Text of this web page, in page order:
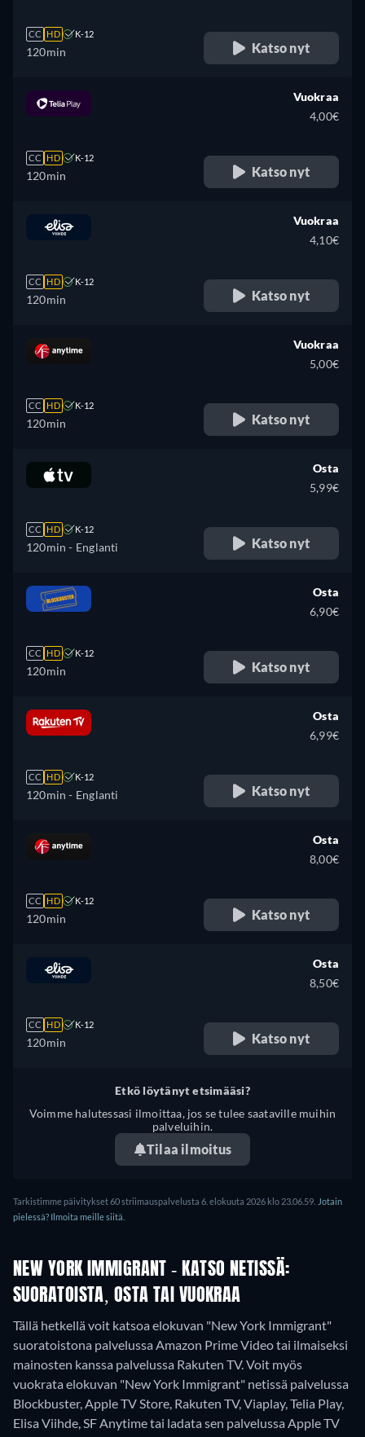
CC HD K-12
120min Katso nyt
CC HD K-12
120min
Vuokraa
4,00€
Katso nyt
CC HD K-12
120min
Vuokraa
4,10€
Katso nyt
CC HD K-12
120min
Vuokraa
5,00€
Katso nyt
CC HD K-12
120min - Englanti
Osta
5,99€
Katso nyt
CC HD K-12
120min
Osta
6,90€
Katso nyt
CC HD K-12
120min - Englanti
Osta
6,99€
Katso nyt
CC HD K-12
120min
Osta
8,00€
Katso nyt
CC HD K-12
120min
Osta
8,50€
Katso nyt
Etkö löytänyt etsimääsi?
Voimme halutessasi ilmoittaa, jos se tulee saataville muihin
palveluihin.
Tilaa ilmoitus
Tarkistimme päivitykset 60 striimauspalvelusta 6. elokuuta 2026 klo 23.06.59. Jotain
pielessä? Ilmoita meille siitä.
NEW YORK IMMIGRANT - KATSO NETISSÄ:
SUORATOISTA, OSTA TAI VUOKRAA
Tällä hetkellä voit katsoa elokuvan "New York Immigrant"
suoratoistona palvelussa Amazon Prime Video tai ilmaiseksi
mainosten kanssa palvelussa Rakuten TV. Voit myös
vuokrata elokuvan "New York Immigrant" netissä palvelussa
Blockbuster, Apple TV Store, Rakuten TV, Viaplay, Telia Play,
Elisa Viihde, SF Anytime tai ladata sen palvelussa Apple TV